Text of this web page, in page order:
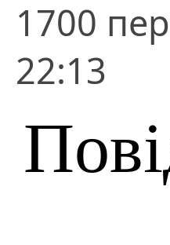
1700
22:13